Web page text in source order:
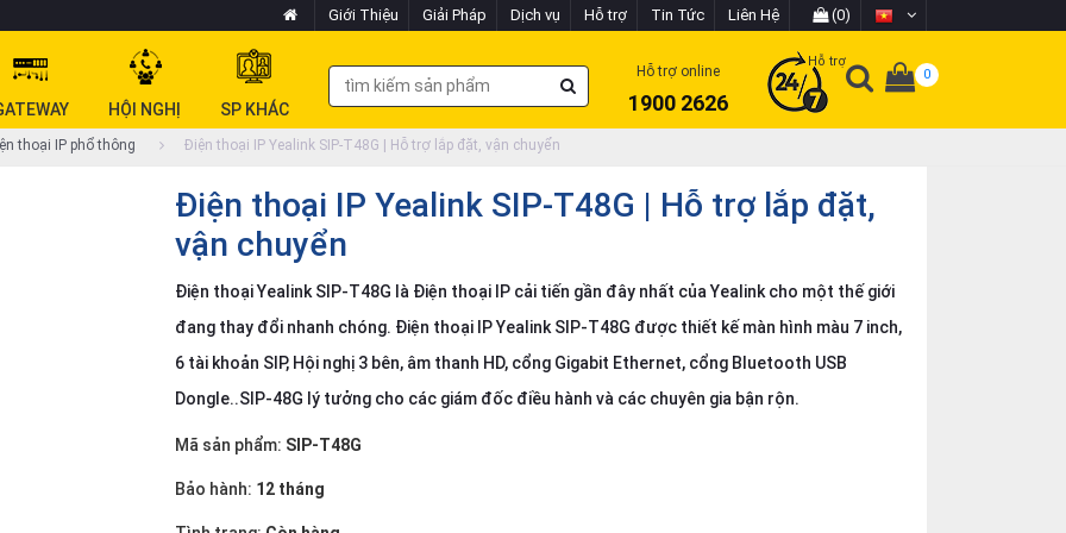
Giới Thiệu Giải Pháp Dịch vụ Hỗ trợ Tin Tức Liên Hệ (0)
HỘI NGHỊ SP KHÁC
Hỗ trợ online
1900 2626
Hỗ trợ
0
thoại IP phổ thông Điện thoại IP Yealink SIP-T48G | Hỗ trợ lắp đặt, vận chuyển
Điện thoại IP Yealink SIP-T48G | Hỗ trợ lắp đặt,
vận chuyển
Điện thoại Yealink SIP-T48G là Điện thoại IP cải tiến gần đây nhất của Yealink cho một thế giới
đang thay đổi nhanh chóng. Điện thoại IP Yealink SIP-T48G được thiết kế màn hình màu 7 inch,
6 tài khoản SIP, Hội nghị 3 bên, âm thanh HD, cổng Gigabit Ethernet, cổng Bluetooth USB
Dongle..SIP-48G lý tưởng cho các giám đốc điều hành và các chuyên gia bận rộn.
Mã sản phẩm: SIP-T48G
Bảo hành: 12 tháng